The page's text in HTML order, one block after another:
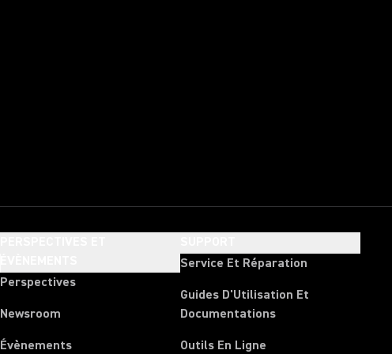
Perspectives
Newsroom
Évènements
Service Et Réparation
Guides D'Utilisation Et
Documentations
Outils En Ligne